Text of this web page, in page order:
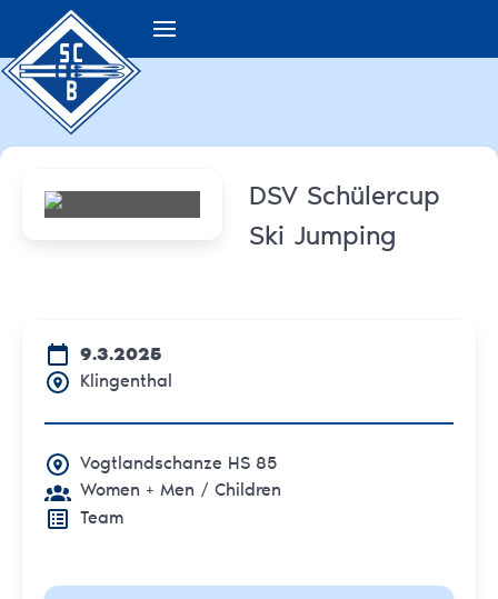
DSV Schülercup
Ski Jumping
9.3.2025
Klingenthal
Vogtlandschanze HS 85
Women + Men / Children
Team